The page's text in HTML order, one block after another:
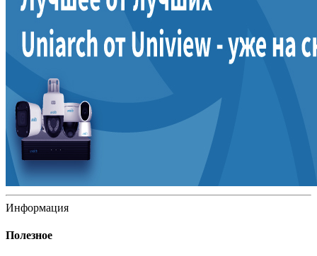
Информация
Полезное